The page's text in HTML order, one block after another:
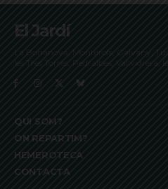
El Jardí
La Bonanova, Monterols, Galvany,
les Tres Torres, Pedralbes, Vallvidrera,
QUI SOM?
ON REPARTIM?
HEMEROTECA
CONTACTA